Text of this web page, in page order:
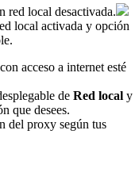
red local desactivada.
local activada y opción
acceso a internet esté
de Red local y
que desees.
del proxy según tus